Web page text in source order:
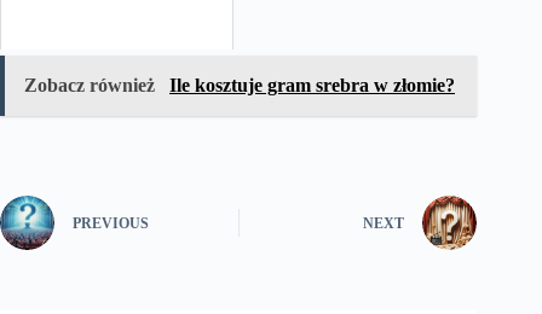
Zobacz również Ile kosztuje gram srebra w złomie?
PREVIOUS NEXT